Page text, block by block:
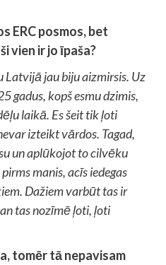
ERC posmos, bet
vien ir jo īpaša?
Latvijā jau biju aizmirsis. Uz
gadus, kopš esmu dzimis,
laikā. Es šeit tik ļoti
izteikt vārdos. Tagad,
un aplūkojot to cilvēku
manis, acīs iedegas
Dažiem varbūt tas ir
tas nozīmē ļoti, ļoti
tomēr tā nepavisam